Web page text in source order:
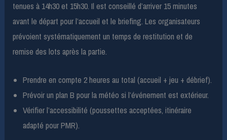
tenues à 14h30 et 15h30. Il est conseillé d’arriver 15 minutes
avant le départ pour l’accueil et le briefing. Les organisateurs
prévoient systématiquement un temps de restitution et de
remise des lots après la partie.
Prendre en compte 2 heures au total (accueil + jeu + débrief).
Prévoir un plan B pour la météo si l’événement est extérieur.
Vérifier l’accessibilité (poussettes acceptées, itinéraire
adapté pour PMR).